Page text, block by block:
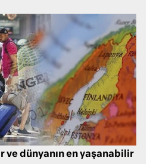
ve dünyanın en yaşanabilir